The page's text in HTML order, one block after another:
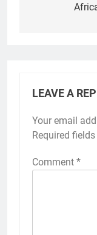
LEAVE A
Your email
Required
Comment *